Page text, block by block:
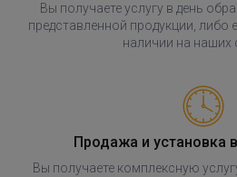
Вы получаете услугу в день
представленной продукции, либо
наличии на наших
Продажа и установка
Вы получаете комплексную